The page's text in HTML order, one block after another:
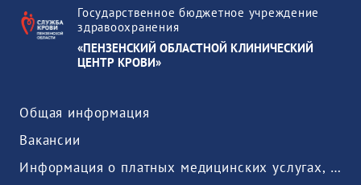
Государственное бюджетное учреждение
здравоохранения
«ПЕНЗЕНСКИЙ ОБЛАСТНОЙ КЛИНИЧЕСКИЙ
ЦЕНТР КРОВИ»
Общая информация
Вакансии
Информация о платных медицинских услугах, предоставляемых медицинской организацией